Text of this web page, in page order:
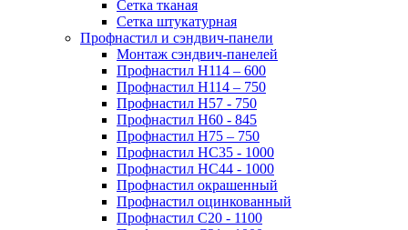
Сетка тканая
Сетка штукатурная
Профнастил и сэндвич-панели
Монтаж сэндвич-панелей
Профнастил Н114 – 600
Профнастил Н114 – 750
Профнастил Н57 - 750
Профнастил Н60 - 845
Профнастил Н75 – 750
Профнастил НС35 - 1000
Профнастил НС44 - 1000
Профнастил окрашенный
Профнастил оцинкованный
Профнастил С20 - 1100